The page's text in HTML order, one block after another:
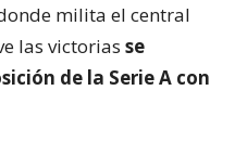
milita el central
las victorias se
de la Serie A con